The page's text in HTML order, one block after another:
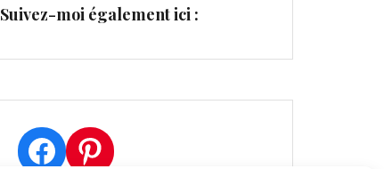
Suivez-moi également ici :
Facebook
Pinterest